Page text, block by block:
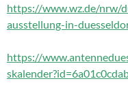
https://www.wz.de/nrw/
ausstellung-in-
https://